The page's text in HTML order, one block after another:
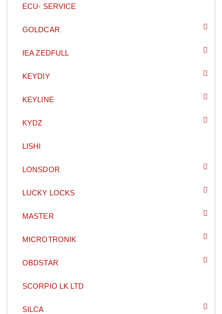
ECU- SERVICE
GOLDCAR
IEA ZEDFULL
KEYDIY
KEYLINE
KYDZ
LISHI
LONSDOR
LUCKY LOCKS
MASTER
MICROTRONIK
OBDSTAR
SCORPIO LK LTD
SILCA